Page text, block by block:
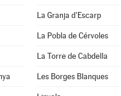
La Granja d'Escarp
La Pobla de Cérvoles
La Torre de Cabdella
Les Borges Blanques